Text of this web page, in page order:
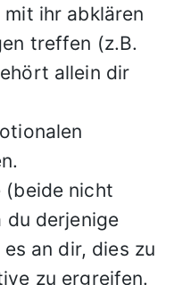
ihr abklären
treffen (z.B.
allein dir
(beide nicht
du derjenige
an dir, dies zu
zu ergreifen.